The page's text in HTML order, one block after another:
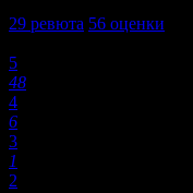
29 ревюта 56 оценки
5
48
4
6
3
1
2